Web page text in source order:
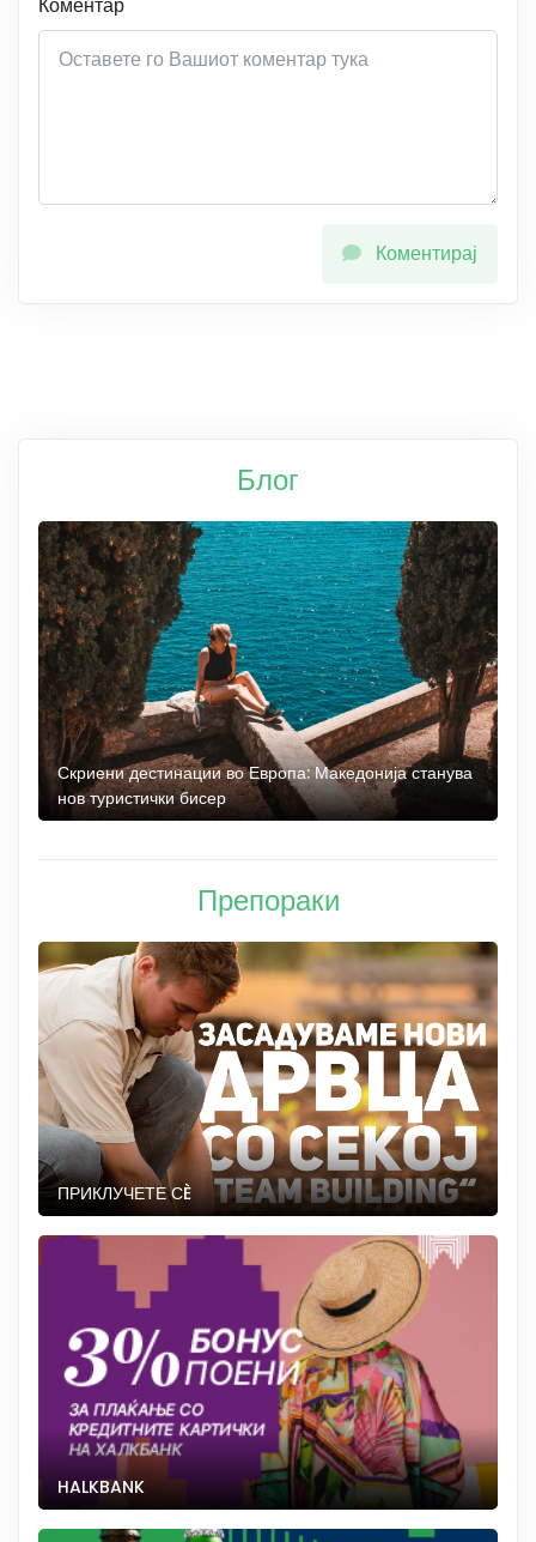
Коментирај
Блог
Скриени дестинации во Европа: Македонија станува
нов туристички бисер
Препораки
ПРИКЛУЧЕТЕ СÈ
HALKBANK